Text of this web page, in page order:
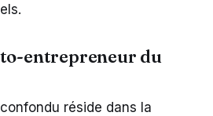
entrepreneur du
réside dans la